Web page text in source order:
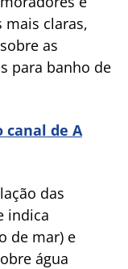
claras,
as
para banho de
canal de A
das
indica
de mar) e
água